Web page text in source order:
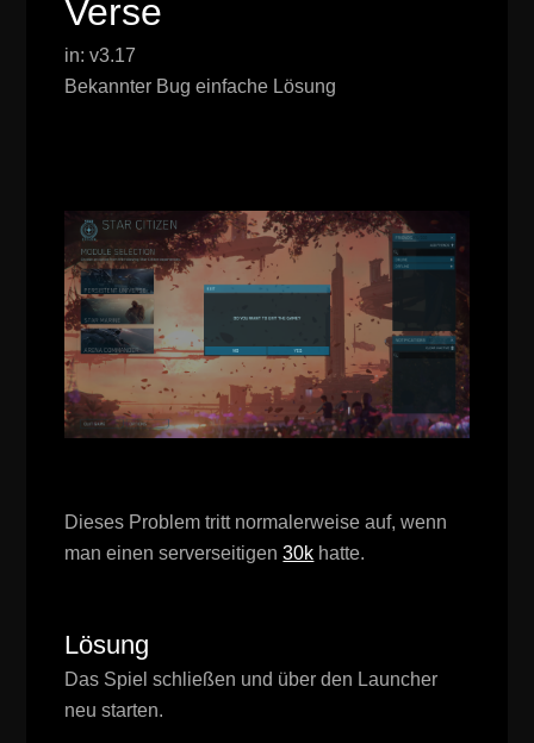
Verse
in:v3.17
Bekannter Bug einfache Lösung
Dieses Problem tritt normalerweise auf, wenn
man einen serverseitigen30k hatte.
Lösung
Das Spiel schließen und über den Launcher
neu starten.